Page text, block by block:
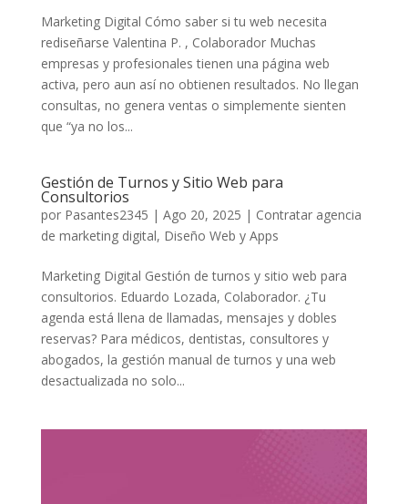
Marketing Digital Cómo saber si tu web necesita
rediseñarse Valentina P. , Colaborador Muchas
empresas y profesionales tienen una página web
activa, pero aun así no obtienen resultados. No llegan
consultas, no genera ventas o simplemente sienten
que “ya no los...
Gestión de Turnos y Sitio Web para
Consultorios
por Pasantes2345 | Ago 20, 2025 | Contratar agencia
de marketing digital, Diseño Web y Apps
Marketing Digital Gestión de turnos y sitio web para
consultorios. Eduardo Lozada, Colaborador. ¿Tu
agenda está llena de llamadas, mensajes y dobles
reservas? Para médicos, dentistas, consultores y
abogados, la gestión manual de turnos y una web
desactualizada no solo...